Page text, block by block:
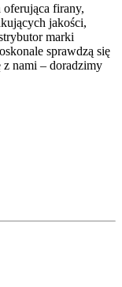
firany,
jakości,
marki
sprawdzą się
nami – doradzimy